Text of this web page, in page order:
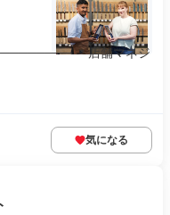
＊店舗マネジ
気になる